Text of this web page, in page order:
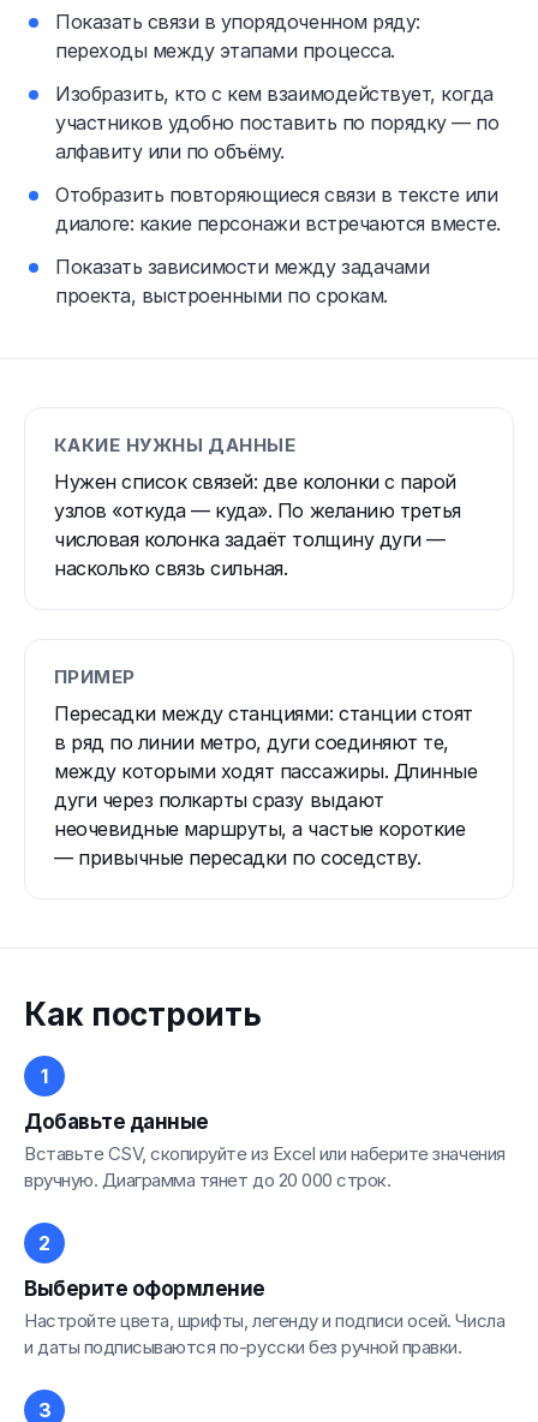
Показать связи в упорядоченном ряду:
переходы между этапами процесса.
Изобразить, кто с кем взаимодействует, когда
участников удобно поставить по порядку — по
алфавиту или по объёму.
Отобразить повторяющиеся связи в тексте или
диалоге: какие персонажи встречаются вместе.
Показать зависимости между задачами
проекта, выстроенными по срокам.
КАКИЕ НУЖНЫ ДАННЫЕ
Нужен список связей: две колонки с парой
узлов «откуда — куда». По желанию третья
числовая колонка задаёт толщину дуги —
насколько связь сильная.
ПРИМЕР
Пересадки между станциями: станции стоят
в ряд по линии метро, дуги соединяют те,
между которыми ходят пассажиры. Длинные
дуги через полкарты сразу выдают
неочевидные маршруты, а частые короткие
— привычные пересадки по соседству.
Как построить
Добавьте данные
Вставьте CSV, скопируйте из Excel или наберите значения
вручную. Диаграмма тянет до 20 000 строк.
Выберите оформление
Настройте цвета, шрифты, легенду и подписи осей. Числа
и даты подписываются по-русски без ручной правки.